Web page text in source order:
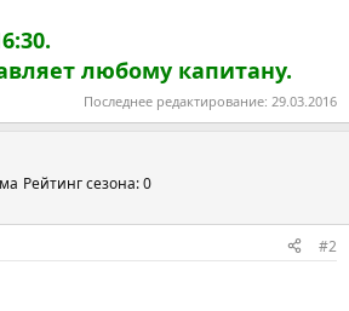
любому капитану.
Последнее редактирование: 29.03.2016
Рейтинг сезона: 0
#2